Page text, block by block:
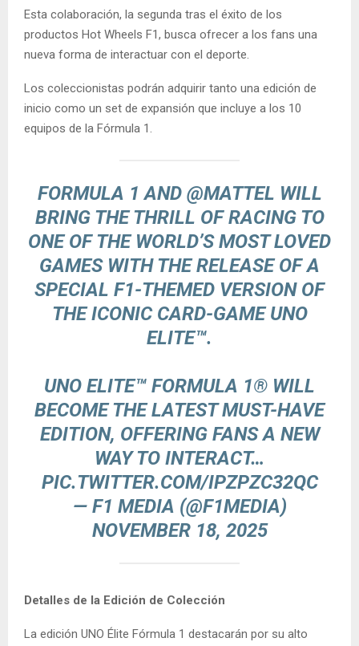
Esta colaboración, la segunda tras el éxito de los
productos Hot Wheels F1, busca ofrecer a los fans una
nueva forma de interactuar con el deporte.
Los coleccionistas podrán adquirir tanto una edición de
inicio como un set de expansión que incluye a los 10
equipos de la Fórmula 1.
FORMULA 1 AND @MATTEL WILL
BRING THE THRILL OF RACING TO
ONE OF THE WORLD’S MOST LOVED
GAMES WITH THE RELEASE OF A
SPECIAL F1-THEMED VERSION OF
THE ICONIC CARD-GAME UNO
ELITE™.
UNO ELITE™ FORMULA 1® WILL
BECOME THE LATEST MUST-HAVE
EDITION, OFFERING FANS A NEW
WAY TO INTERACT…
PIC.TWITTER.COM/IPZPZC32QC
— F1 MEDIA (@F1MEDIA)
NOVEMBER 18, 2025
Detalles de la Edición de Colección
La edición UNO Élite Fórmula 1 destacarán por su alto